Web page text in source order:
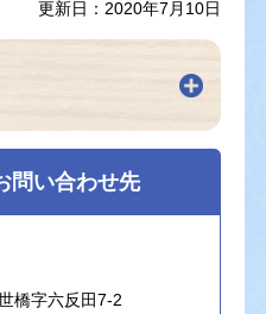
更新日：2020年7月10日
問い合わせ先
橋字六反田7-2